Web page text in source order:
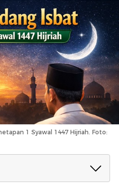
1 Syawal 1447 Hijriah. Foto:
Lebaran 2026 Hari Ini